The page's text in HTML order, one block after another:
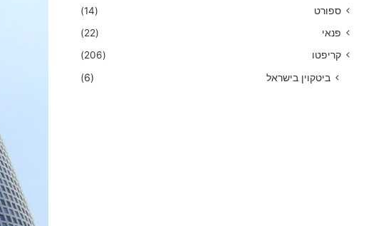
ספורט
(14)
פנאי
(22)
קריפטו
(206)
ביטקוין בישראל (6)